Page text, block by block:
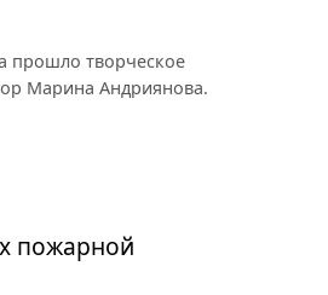
прошло творческое
Марина Андриянова.
пожарной